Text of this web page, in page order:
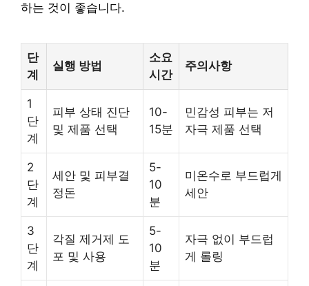
하는 것이 좋습니다.
단
계
실행 방법
소요
시간
주의사항
1
단
계
피부 상태 진단
및 제품 선택
10-
15분
민감성 피부는 저
자극 제품 선택
2
단
계
세안 및 피부결
정돈
5-
10
분
미온수로 부드럽게
세안
3
단
계
각질 제거제 도
포 및 사용
5-
10
분
자극 없이 부드럽
게 롤링